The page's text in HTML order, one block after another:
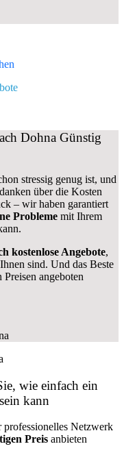
Dohna Günstig
stressig genug ist, und
über die Kosten
– wir haben garantiert
Probleme mit Ihrem
kostenlose Angebote,
sind. Und das Beste
angeboten
wie einfach ein
kann
professionelles Netzwerk
Preis anbieten